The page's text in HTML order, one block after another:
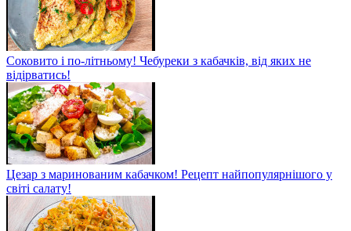
Соковито і по-літньому! Чебуреки з кабачків, від яких не
відірватись!
Цезар з маринованим кабачком! Рецепт найпопулярнішого у
світі салату!